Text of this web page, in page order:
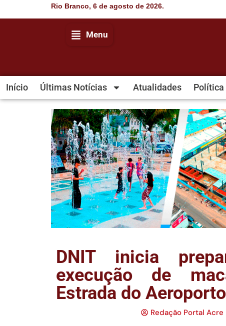
Rio Branco, 6 de agosto de 2026.
Menu
Início Últimas Notícias Atualidades Política
DNIT inicia
execução de
Estrada do
Redação Portal Acre